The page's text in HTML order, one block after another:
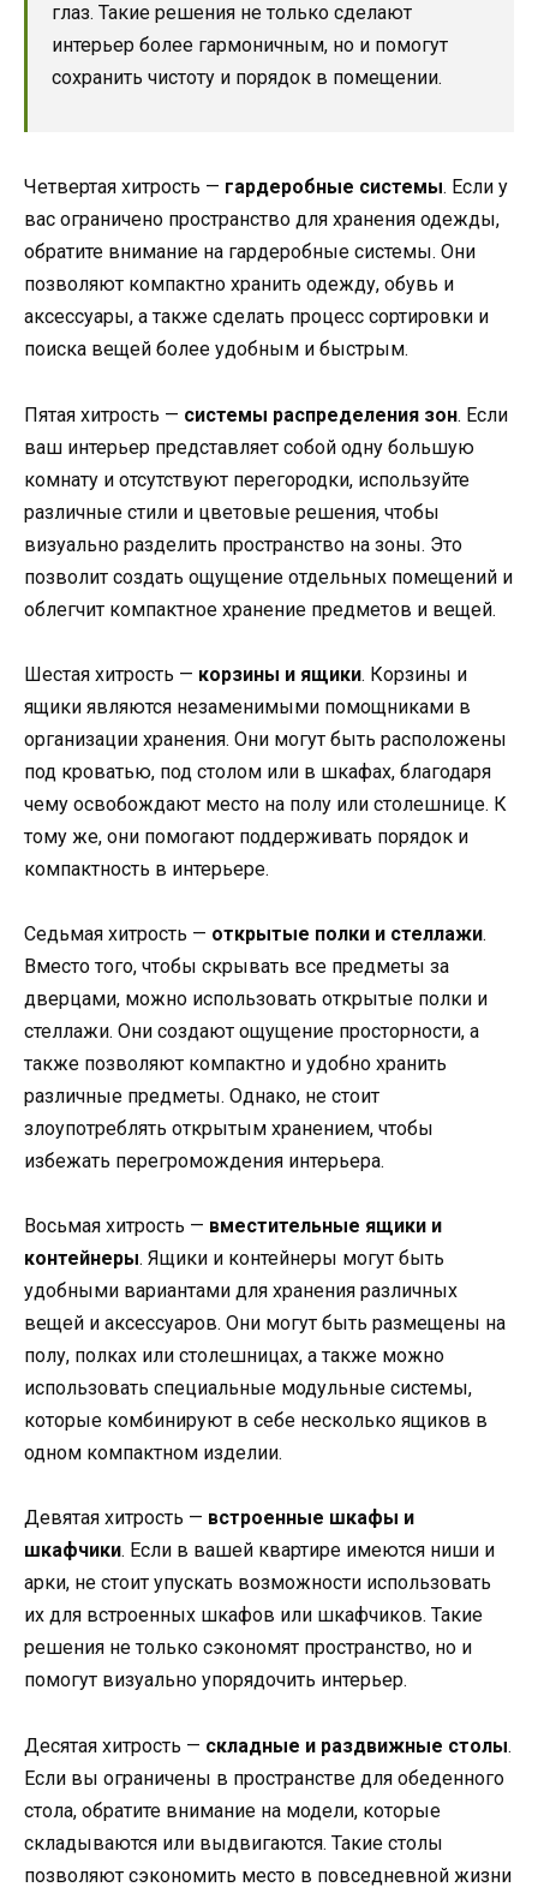
глаз. Такие решения не только сделают
интерьер более гармоничным, но и помогут
сохранить чистоту и порядок в помещении.
Четвертая хитрость — гардеробные системы. Если у
вас ограничено пространство для хранения одежды,
обратите внимание на гардеробные системы. Они
позволяют компактно хранить одежду, обувь и
аксессуары, а также сделать процесс сортировки и
поиска вещей более удобным и быстрым.
Пятая хитрость — системы распределения зон. Если
ваш интерьер представляет собой одну большую
комнату и отсутствуют перегородки, используйте
различные стили и цветовые решения, чтобы
визуально разделить пространство на зоны. Это
позволит создать ощущение отдельных помещений и
облегчит компактное хранение предметов и вещей.
Шестая хитрость — корзины и ящики. Корзины и
ящики являются незаменимыми помощниками в
организации хранения. Они могут быть расположены
под кроватью, под столом или в шкафах, благодаря
чему освобождают место на полу или столешнице. К
тому же, они помогают поддерживать порядок и
компактность в интерьере.
Седьмая хитрость — открытые полки и стеллажи.
Вместо того, чтобы скрывать все предметы за
дверцами, можно использовать открытые полки и
стеллажи. Они создают ощущение просторности, а
также позволяют компактно и удобно хранить
различные предметы. Однако, не стоит
злоупотреблять открытым хранением, чтобы
избежать перегромождения интерьера.
Восьмая хитрость — вместительные ящики и
контейнеры. Ящики и контейнеры могут быть
удобными вариантами для хранения различных
вещей и аксессуаров. Они могут быть размещены на
полу, полках или столешницах, а также можно
использовать специальные модульные системы,
которые комбинируют в себе несколько ящиков в
одном компактном изделии.
Девятая хитрость — встроенные шкафы и
шкафчики. Если в вашей квартире имеются ниши и
арки, не стоит упускать возможности использовать
их для встроенных шкафов или шкафчиков. Такие
решения не только сэкономят пространство, но и
помогут визуально упорядочить интерьер.
Десятая хитрость — складные и раздвижные столы.
Если вы ограничены в пространстве для обеденного
стола, обратите внимание на модели, которые
складываются или выдвигаются. Такие столы
позволяют сэкономить место в повседневной жизни